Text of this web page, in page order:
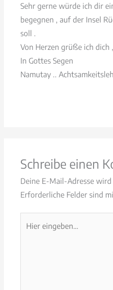
Sehr gerne würde ich dir
begegnen , auf der Insel
soll .
Von Herzen grüße ich dich ,
In Gottes Segen
Namutay ..
Schreibe einen
Deine E-Mail-Adresse
Erforderliche Felder sind
eingeben…